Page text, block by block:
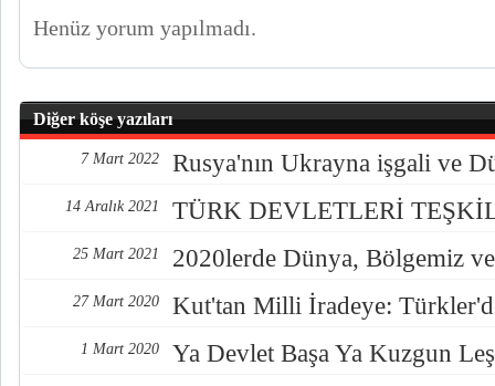
Henüz yorum yapılmadı.
Diğer köşe yazıları
7 Mart 2022 Rusya'nın Ukrayna işgali ve
14 Aralık 2021 TÜRK DEVLETLERİ
25 Mart 2021 2020lerde Dünya, Bölgemiz
27 Mart 2020 Kut'tan Milli İradeye:
1 Mart 2020 Ya Devlet Başa Ya Kuzgun